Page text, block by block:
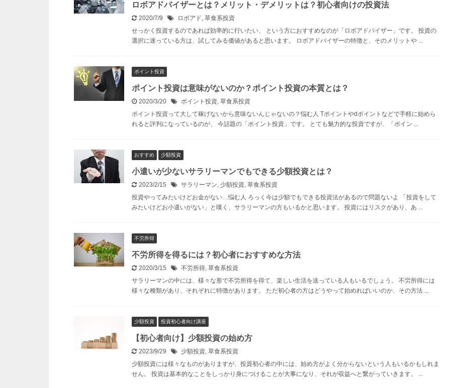
ロボアドバイザーとは？メリット・デメリットは？初心者向けの投資法
2020/7/9 ロボアド, 草食系投資
せっかく投資するのであれば効率的に行いたい、 という方におすすめなのが「ロボアドバイザー」です。 投資の
選択に迷っている方は、試してみる価値があると思います。 ロボアドバイザーの特徴と、そのメリットや ...
ポイント投資
ポイント投資は意味がないのか？ポイント投資の本質とは？
2020/3/20 ポイント投資, 草食系投資
ポイント投資って大して稼げないから意味ないんじゃないの？悩む人 Tポイントやdポイントなどで手軽に始めら
れると評判になっているのが、 今話題の「ポイント投資」です。 とても魅力的な投資ですが、「ポイン ...
おすすめ 少額投資
小遣いが少ないサラリーマンでもできる少額投資とは？
2023/2/15 サラリーマン, 少額投資, 草食系投資
投資やってみたいけどお金がない…悩む人 ろっく今は少額でもできる投資法があるので問題ないよ 「投資をして
みたいけどお小遣いがない」と嘆く、サラリーマンの方もいるかと思います。 投資にはリスクがあり、あ ...
不労所得
不労所得を得るには？初心者におすすめな方法
2020/3/15 不労所得, 草食系投資
サラリーマンの中には、様々な形で不労所得を得て、楽しい生活を送っている人もいるでしょう。 不労所得には
様々な種類があり、それぞれに特徴があります。 ただ初心者の方はどうやって始めればいいのか、その方法 ...
少額投資 投資初心者向け講座
【初心者向け】少額投資の始め方
2023/9/29 少額投資, 草食系投資
少額投資には様々なものがありますが、投資初心者の中には、始め方がよく分からないという人もいるかもしれま
せん。 投資は基本的なことをしっかり身につけることが大事になり、それが収益へと繋がっていきます。 ...